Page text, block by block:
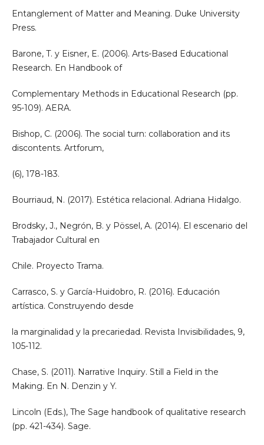
Entanglement of Matter and Meaning. Duke University
Press.
Barone, T. y Eisner, E. (2006). Arts-Based Educational
Research. En Handbook of
Complementary Methods in Educational Research (pp.
95-109). AERA.
Bishop, C. (2006). The social turn: collaboration and its
discontents. Artforum,
(6), 178-183.
Bourriaud, N. (2017). Estética relacional. Adriana Hidalgo.
Brodsky, J., Negrón, B. y Pössel, A. (2014). El escenario del
Trabajador Cultural en
Chile. Proyecto Trama.
Carrasco, S. y García-Huidobro, R. (2016). Educación
artística. Construyendo desde
la marginalidad y la precariedad. Revista Invisibilidades, 9,
105-112.
Chase, S. (2011). Narrative Inquiry. Still a Field in the
Making. En N. Denzin y Y.
Lincoln (Eds.), The Sage handbook of qualitative research
(pp. 421-434). Sage.